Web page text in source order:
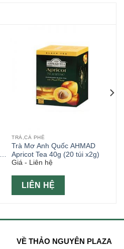
TRÀ,CÀ PHÊ
Trà Mơ Anh Quốc AHMAD
Apricot Tea 40g (20 túi x2g)
Giá - Liên hệ
LIÊN HỆ
VỀ THẢO NGUYÊN PLAZA